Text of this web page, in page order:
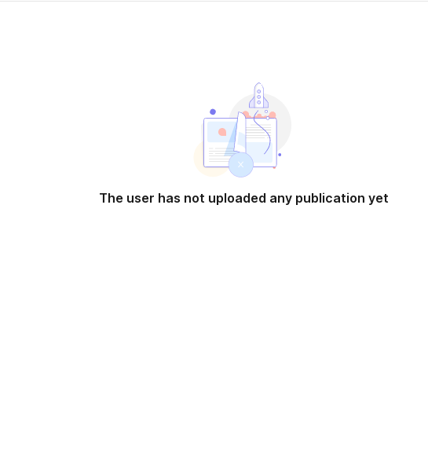
The user has not uploaded any publication yet